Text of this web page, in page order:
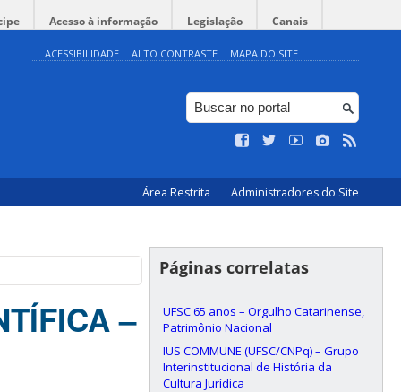
Acesso à informação Legislação Canais
ACESSIBILIDADE ALTO CONTRASTE MAPA DO SITE
Área Restrita Administradores do Site
–
Páginas correlatas
UFSC 65 anos – Orgulho Catarinense,
Patrimônio Nacional
IUS COMMUNE (UFSC/CNPq) – Grupo
Interinstitucional de História da
Cultura Jurídica